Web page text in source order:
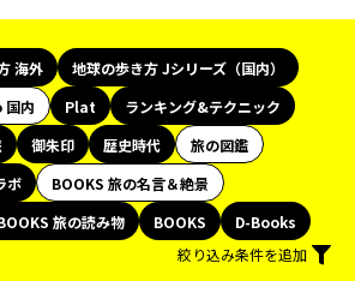
海外
地球の歩き方 Jシリーズ（国内）
内 Plat
ランキング&テクニック
御朱印 歴史時代
旅の図鑑
ボ
BOOKS 旅の名言＆絶景
旅の読み物 BOOKS
D-Books
絞り込み条件を追加